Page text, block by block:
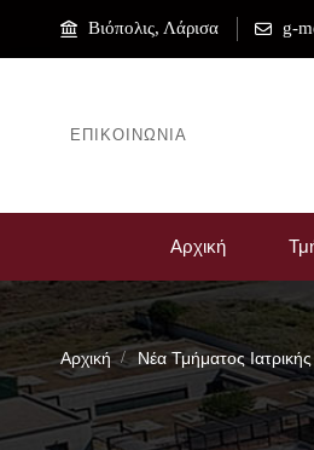
Βιόπολις, Λάρισα g-
ΕΠΙΚΟΙΝΩΝΊΑ
Αρχική
Αρχική Νέα Τμήματος Ιατρικής